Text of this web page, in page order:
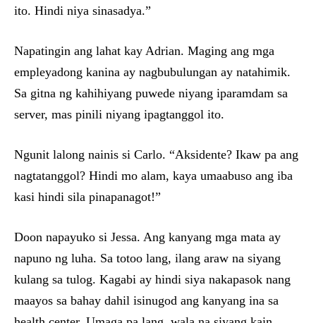
ito. Hindi niya sinasadya.”
Napatingin ang lahat kay Adrian. Maging ang mga
empleyadong kanina ay nagbubulungan ay natahimik.
Sa gitna ng kahihiyang puwede niyang iparamdam sa
server, mas pinili niyang ipagtanggol ito.
Ngunit lalong nainis si Carlo. “Aksidente? Ikaw pa ang
nagtatanggol? Hindi mo alam, kaya umaabuso ang iba
kasi hindi sila pinapanagot!”
Doon napayuko si Jessa. Ang kanyang mga mata ay
napuno ng luha. Sa totoo lang, ilang araw na siyang
kulang sa tulog. Kagabi ay hindi siya nakapasok nang
maayos sa bahay dahil isinugod ang kanyang ina sa